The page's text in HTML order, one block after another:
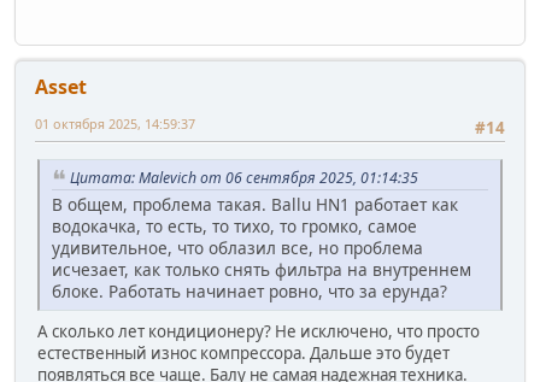
Asset
#14
01 октября 2025, 14:59:37
Цитата: Malevich от 06 сентября 2025, 01:14:35
В общем, проблема такая. Ballu HN1 работает как
водокачка, то есть, то тихо, то громко, самое
удивительное, что облазил все, но проблема
исчезает, как только снять фильтра на внутреннем
блоке. Работать начинает ровно, что за ерунда?
А сколько лет кондиционеру? Не исключено, что просто
естественный износ компрессора. Дальше это будет
появляться все чаще. Балу не самая надежная техника.